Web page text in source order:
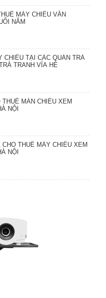
MÁY CHIẾU VĂN
NĂM
CHIẾU TẠI CÁC QUÁN TRÀ
TRANH VỈA HÈ
THUÊ MÀN CHIẾU XEM
NỘI
CHO THUÊ MÁY CHIẾU XEM
NỘI